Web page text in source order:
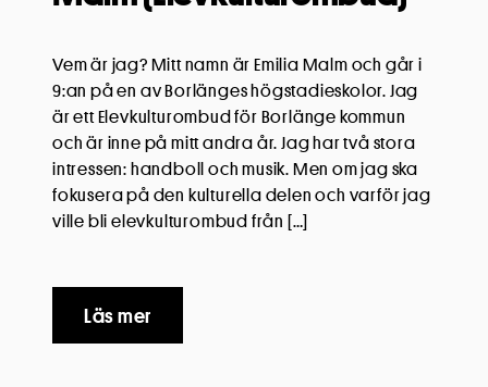
Vem är jag? Mitt namn är Emilia Malm och går i
9:an på en av Borlänges högstadieskolor. Jag
är ett Elevkulturombud för Borlänge kommun
och är inne på mitt andra år. Jag har två stora
intressen: handboll och musik. Men om jag ska
fokusera på den kulturella delen och varför jag
ville bli elevkulturombud från […]
Läs mer